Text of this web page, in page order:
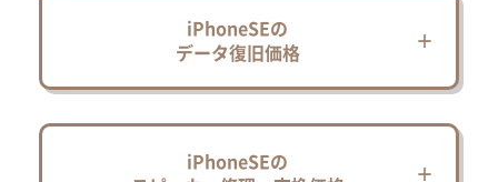
iPhoneSEの
データ復旧価格
iPhoneSEの